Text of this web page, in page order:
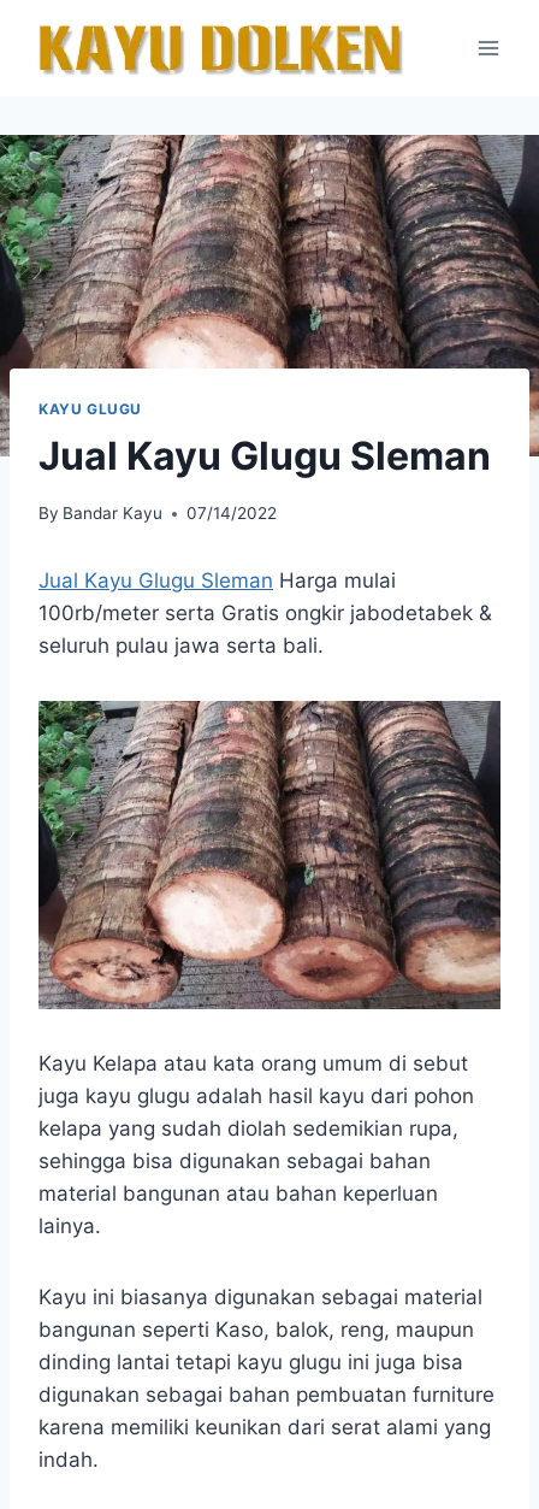
content
KAYU GLUGU
Jual Kayu Glugu Sleman
By Bandar Kayu 07/14/2022
Jual Kayu Glugu Sleman Harga mulai
100rb/meter serta Gratis ongkir jabodetabek &
seluruh pulau jawa serta bali.
Kayu Kelapa atau kata orang umum di sebut
juga kayu glugu adalah hasil kayu dari pohon
kelapa yang sudah diolah sedemikian rupa,
sehingga bisa digunakan sebagai bahan
material bangunan atau bahan keperluan
lainya.
Kayu ini biasanya digunakan sebagai material
bangunan seperti Kaso, balok, reng, maupun
dinding lantai tetapi kayu glugu ini juga bisa
digunakan sebagai bahan pembuatan furniture
karena memiliki keunikan dari serat alami yang
indah.